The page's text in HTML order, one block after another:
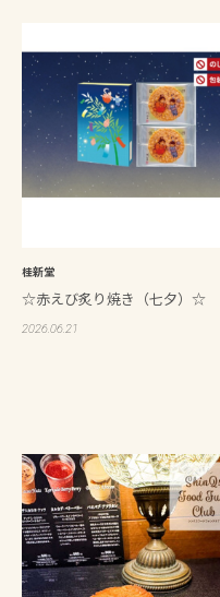
桂新堂
☆赤えび炙り焼き（七夕）☆
2026.06.21